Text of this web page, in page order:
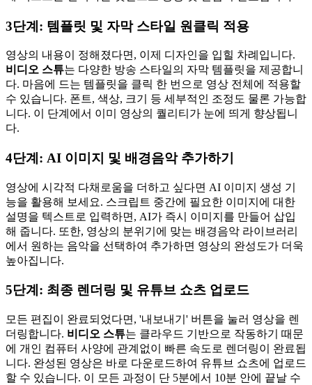
3단계: 템플릿 및 자막 스타일 원클릭 적용
영상의 내용이 정해졌다면, 이제 디자인을 입힐 차례입니다.
비디오 스튜는 다양한 방송 스타일의 자막 템플릿을 제공합니
다. 마음에 드는 템플릿을 클릭 한 번으로 영상 전체에 적용할
수 있습니다. 폰트, 색상, 크기 등 세부적인 조정도 물론 가능합
니다. 이 단계에서 이미 영상의 퀄리티가 눈에 띄게 향상됩니
다.
4단계: AI 이미지 및 배경음악 추가하기
영상에 시각적 다채로움을 더하고 싶다면 AI 이미지 생성 기
능을 활용해 보세요. 스크립트 중간에 필요한 이미지에 대한
설명을 텍스트로 입력하면, AI가 즉시 이미지를 만들어 삽입
해 줍니다. 또한, 영상의 분위기에 맞는 배경음악 라이브러리
에서 원하는 음악을 선택하여 추가하면 영상의 완성도가 더욱
높아집니다.
5단계: 최종 렌더링 및 유튜브 쇼츠 업로드
모든 편집이 완료되었다면, '내보내기' 버튼을 눌러 영상을 렌
더링합니다. 비디오 스튜는 클라우드 기반으로 작동하기 때문
에 개인 컴퓨터 사양에 관계없이 빠른 속도로 렌더링이 완료됩
니다. 완성된 영상은 바로 다운로드하여 유튜브 쇼츠에 업로드
할 수 있습니다. 이 모든 과정이 단 5분에서 10분 안에 끝날 수